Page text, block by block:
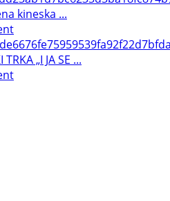
kineska ...
„I JA SE ...